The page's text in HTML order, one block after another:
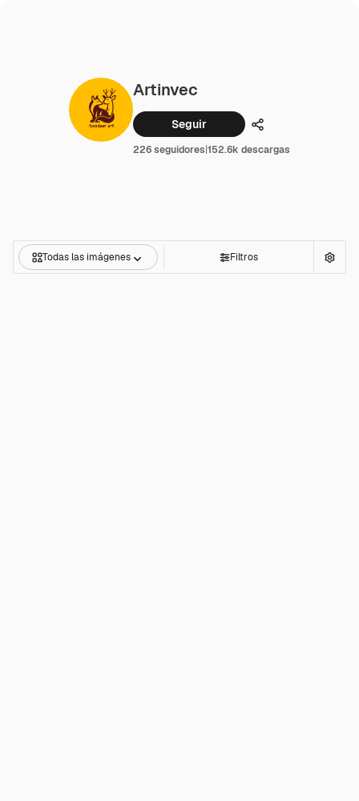
Artinvec
Seguir Compartir
226 seguidores|152.6k descargas
Todas las imágenes Filtros